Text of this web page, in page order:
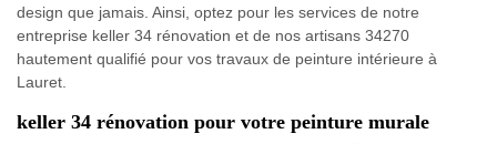
design que jamais. Ainsi, optez pour les services de notre
entreprise keller 34 rénovation et de nos artisans 34270
hautement qualifié pour vos travaux de peinture intérieure à
Lauret.
keller 34 rénovation pour votre peinture murale